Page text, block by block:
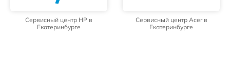
Сервисный центр HP в
Екатеринбурге
Сервисный центр Acer в
Екатеринбурге